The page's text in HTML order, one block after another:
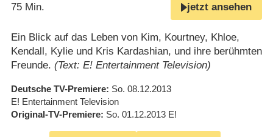
75 Min. jetzt ansehen
Ein Blick auf das Leben von Kim, Kourtney, Khloe,
Kendall, Kylie und Kris Kardashian, und ihre berühmten
Freunde. (Text: E! Entertainment Television)
Deutsche TV-Premiere So. 08.12.2013
E! Entertainment Television
Original-TV-Premiere So. 01.12.2013 E!